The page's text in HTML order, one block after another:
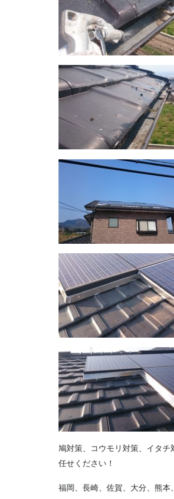
鳩対策、コウモリ対策、イタ
任せください！
福岡、長崎、佐賀、大分、熊本